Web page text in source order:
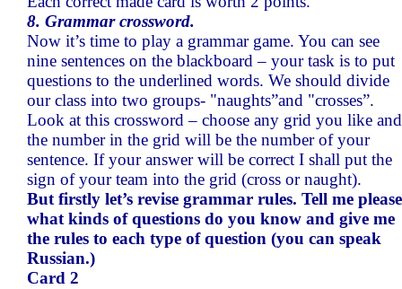
8. Grammar crossword.
Now it’s time to play a grammar game. You can see
nine sentences on the blackboard – your task is to put
questions to the underlined words. We should divide
our class into two groups- "naughts”and "crosses”.
Look at this crossword – choose any grid you like and
the number in the grid will be the number of your
sentence. If your answer will be correct I shall put the
sign of your team into the grid (cross or naught).
But firstly let’s revise grammar rules. Tell me please
what kinds of questions do you know and give me
the rules to each type of question (you can speak
Russian.)
Card 2